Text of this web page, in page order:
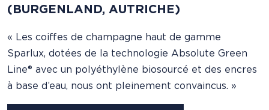
(BURGENLAND, AUTRICHE)
« Les coiffes de champagne haut de gamme
Sparlux, dotées de la technologie Absolute Green
Line® avec un polyéthylène biosourcé et des encres
à base d’eau, nous ont pleinement convaincus. »